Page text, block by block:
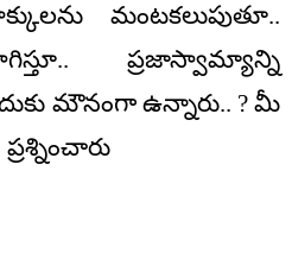
మంటకలుపుతూ..
ప్రజాస్వామ్యాన్ని
మౌనంగా ఉన్నారు.. ? మీ